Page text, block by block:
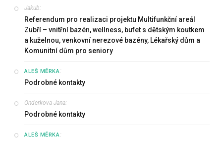
Jakub:
Referendum pro realizaci projektu Multifunkční areál
Zubří – vnitřní bazén, wellness, bufet s dětským koutkem
a kuželnou, venkovní nerezové bazény, Lékařský dům a
Komunitní dům pro seniory
ALEŠ MĚRKA:
Podrobné kontakty
Onderkova Jana:
Podrobné kontakty
ALEŠ MĚRKA: